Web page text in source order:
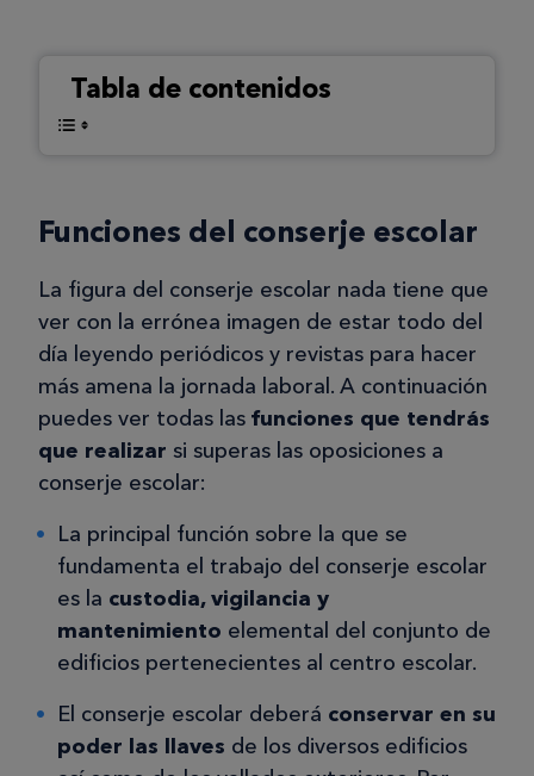
Tabla de contenidos
Funciones del conserje escolar
La figura del conserje escolar nada tiene que
ver con la errónea imagen de estar todo del
día leyendo periódicos y revistas para hacer
más amena la jornada laboral. A continuación
puedes ver todas las funciones que tendrás
que realizar si superas las oposiciones a
conserje escolar:
La principal función sobre la que se
fundamenta el trabajo del conserje escolar
es la custodia, vigilancia y
mantenimiento elemental del conjunto de
edificios pertenecientes al centro escolar.
El conserje escolar deberá conservar en su
poder las llaves de los diversos edificios